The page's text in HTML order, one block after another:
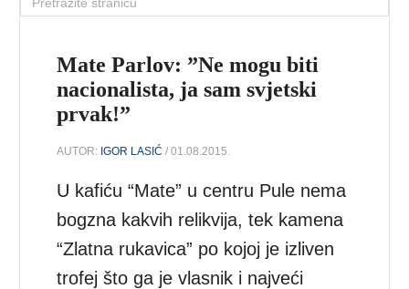
Mate Parlov: ”Ne mogu biti
nacionalista, ja sam svjetski
prvak!”
AUTOR: IGOR LASIĆ / 01.08.2015.
U kafiću “Mate” u centru Pule nema
bogzna kakvih relikvija, tek kamena
“Zlatna rukavica” po kojoj je izliven
trofej što ga je vlasnik i najveći